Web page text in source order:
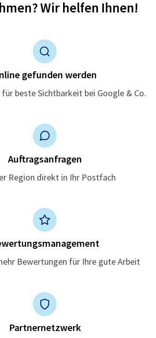
Wir helfen Ihnen!
gefunden werden
beste Sichtbarkeit bei Google & Co.
Auftragsanfragen
Region direkt in Ihr Postfach
Bewertungen für Ihre gute Arbeit
Partnernetzwerk